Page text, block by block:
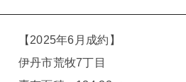
【2025年6月成約】
伊丹市荒牧7丁目